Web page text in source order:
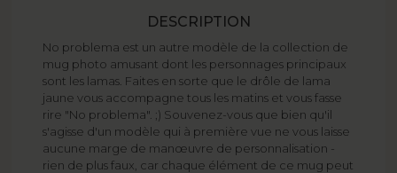
DESCRIPTION
No problema est un autre modèle de la collection de
mug photo amusant dont les personnages principaux
sont les lamas. Faites en sorte que le drôle de lama
jaune vous accompagne tous les matins et vous fasse
rire "No problema". ;) Souvenez-vous que bien qu'il
s'agisse d'un modèle qui à première vue ne vous laisse
aucune marge de manœuvre de personnalisation -
rien de plus faux, car chaque élément de ce mug peut